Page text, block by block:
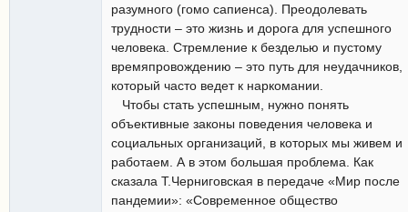
разумного (гомо сапиенса). Преодолевать
трудности – это жизнь и дорога для успешного
человека. Стремление к безделью и пустому
времяпровождению – это путь для неудачников,
который часто ведет к наркомании.
Чтобы стать успешным, нужно понять
объективные законы поведения человека и
социальных организаций, в которых мы живем и
работаем. А в этом большая проблема. Как
сказала Т.Черниговская в передаче «Мир после
пандемии»: «Современное общество